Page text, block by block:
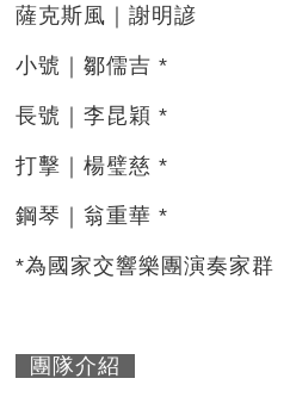
薩克斯風｜謝明諺
小號｜鄒儒吉 *
長號｜李昆穎 *
打擊｜楊璧慈 *
鋼琴｜翁重華 *
*為國家交響樂團演奏家群
團隊介紹